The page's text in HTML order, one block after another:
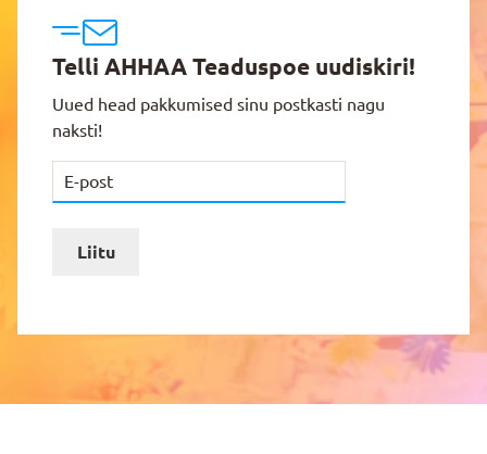
Telli AHHAA Teaduspoe uudiskiri!
Uued head pakkumised sinu postkasti nagu
naksti!
Liitu